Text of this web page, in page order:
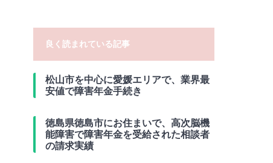
良く読まれている記事
松山市を中心に愛媛エリアで、業界最
安値で障害年金手続き
徳島県徳島市にお住まいで、高次脳機
能障害で障害年金を受給された相談者
の請求実績